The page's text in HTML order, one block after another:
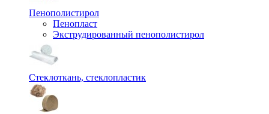
Пенополистирол
Пенопласт
Экструдированный пенополистирол
Стеклоткань, стеклопластик